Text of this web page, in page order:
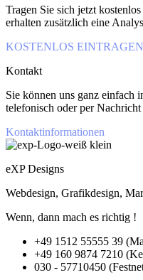
Tragen Sie sich jetzt
erhalten zusätzlich eine
KOSTENLOS EINTRAGEN
Kontakt
Sie können uns ganz einfach
telefonisch oder per
Kontaktinformationen
eXP Designs
Webdesign, Grafikdesign,
Wenn, dann mach es richtig !
+49 1512 55555 39
+49 160 9874 7210
030 - 57710450